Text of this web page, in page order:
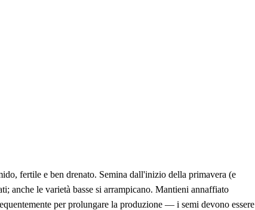
fertile e ben drenato. Semina dall'inizio della primavera (e
anche le varietà basse si arrampicano. Mantieni annaffiato
per prolungare la produzione — i semi devono essere